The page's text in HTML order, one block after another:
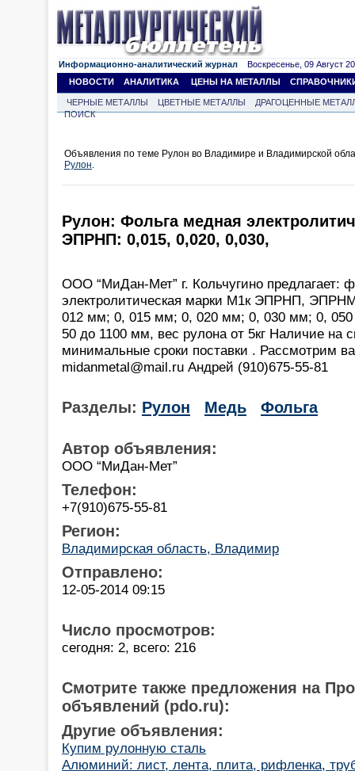
Информационно-аналитический журнал Воскресенье, 09 Август
НОВОСТИ
АНАЛИТИКА ЦЕНЫ НА МЕТАЛЛЫ
ЧЕРНЫЕ МЕТАЛЛЫ ЦВЕТНЫЕ МЕТАЛЛЫ
ДРАГОЦЕННЫЕ
ПОИСК
Объявления по теме Рулон во Владимире и Владимирской
Рулон.
Рулон: Фольга медная
ЭПРНП: 0,015, 0,020, 0,030,
ООО “МиДан-Мет” г. Кольчугино предлагает:
электролитическая марки М1к ЭПРНП,
012 мм; 0, 015 мм; 0, 020 мм; 0, 030 мм; 0,
50 до 1100 мм, вес рулона от 5кг Наличие на
минимальные сроки поставки . Рассмотрим
midanmetal@mail.ru Андрей (910)675-55-81
Разделы: Рулон Медь Фольга
Автор объявления:
ООО “МиДан-Мет”
Телефон:
+7(910)675-55-81
Регион:
Владимирская область, Владимир
Отправлено:
12-05-2014 09:15
Число просмотров:
сегодня: 2, всего: 216
Смотрите также предложения на
объявлений (pdo.ru):
Другие объявления:
Купим рулонную сталь
Алюминий: лист, лента, плита, рифленка,